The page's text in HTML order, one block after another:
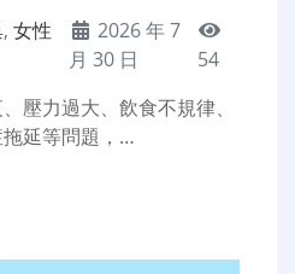
, 女性
2026 年 7
月 30 日
54
壓力過大、飲食不規律、
延等問題，…